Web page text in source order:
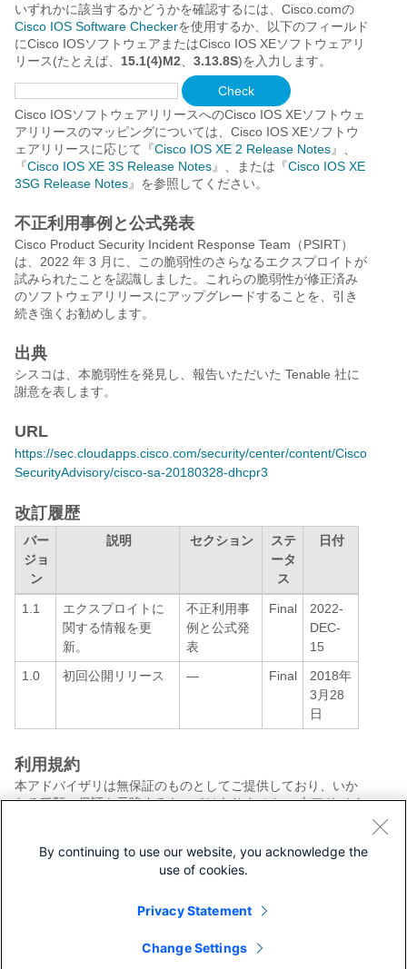
いずれかに該当するかどうかを確認するには、Cisco.comの
Cisco IOS Software Checkerを使用するか、以下のフィールド
にCisco IOSソフトウェアまたはCisco IOS XEソフトウェアリ
リース(たとえば、 15.1(4)M2 3.13.8S)を入力します。
Cisco IOSソフトウェアリリースへのCisco IOS XEソフトウェ
アリリースのマッピングについては、Cisco IOS XEソフトウ
ェアリリースに応じて『Cisco IOS XE 2 Release Notes』、
『Cisco IOS XE 3S Release Notes』、または『Cisco IOS XE
3SG Release Notes』を参照してください。
不正利用事例と公式発表
Cisco Product Security Incident Response Team（PSIRT）
は、2022 年 3 月に、この脆弱性のさらなるエクスプロイトが
試みられたことを認識しました。これらの脆弱性が修正済み
のソフトウェアリリースにアップグレードすることを、引き
続き強くお勧めします。
出典
シスコは、本脆弱性を発見し、報告いただいた Tenable 社に
謝意を表します。
URL
https://sec.cloudapps.cisco.com/security/center/content/Cisco
SecurityAdvisory/cisco-sa-20180328-dhcpr3
改訂履歴
バー
ジョ
ン
説明 セクション
ステ
ータ
ス
日付
1.1
エクスプロイトに
関する情報を更
新。
不正利用事
例と公式発
表
Final
2022-
DEC-
15
1.0
初回公開リリース — Final
2018年
3月28
日
利用規約
本アドバイザリは無保証のものとしてご提供しており、いか
なる種類の保証も示唆するものではありません。 本アドバイ
トの内容を予告なしに変更したり、更新したりする権利を有
し、単独の転載や意訳を施した場合、当社が管理した情報と
たり、重要な情報が欠落していたりする可能性があります。
このドキュメントの情報は、シスコ製品のエンドユーザを対
By continuing to use our website, you acknowledge the
use of cookies.
Privacy Statement
Change Settings